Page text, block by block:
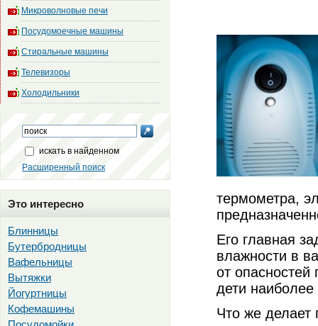
Микроволновые печи
Посудомоечные машины
Стиральные машины
Телевизоры
Холодильники
искать в найденном
Расширенный поиск
Это интересно
Блинницы
Бутербродницы
Вафельницы
Вытяжки
Йогуртницы
Кофемашины
термометра,
Его главная
влажности в
от опасностей
дети
Что же делает